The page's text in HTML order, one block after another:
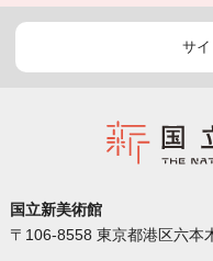
サイ
国立新美術館
〒106-8558 東京都港区六本